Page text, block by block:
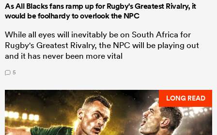
As All Blacks fans ramp up for Rugby's Greatest Rivalry, it
would be foolhardy to overlook the NPC
While all eyes will inevitably be on South Africa for
Rugby's Greatest Rivalry, the NPC will be playing out
and it has never been more vital
5
LONG READ